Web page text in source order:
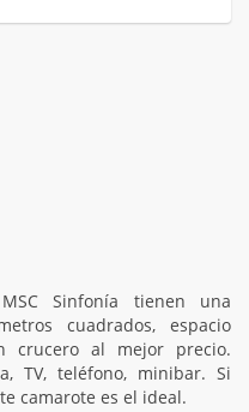
Sinfonía tienen una
cuadrados, espacio
crucero al mejor precio.
TV, teléfono, minibar. Si
camarote es el ideal.